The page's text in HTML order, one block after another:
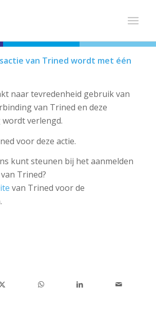
van Trined wordt met één
naar tevredenheid gebruik van
van Trined en deze
verlengd.
voor deze actie.
kunt steunen bij het aanmelden
Trined?
van Trined voor de